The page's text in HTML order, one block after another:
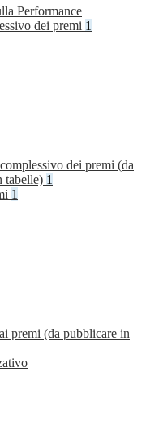
Performance
dei premi 1
dei premi (da
tabelle) 1
1
premi (da pubblicare in